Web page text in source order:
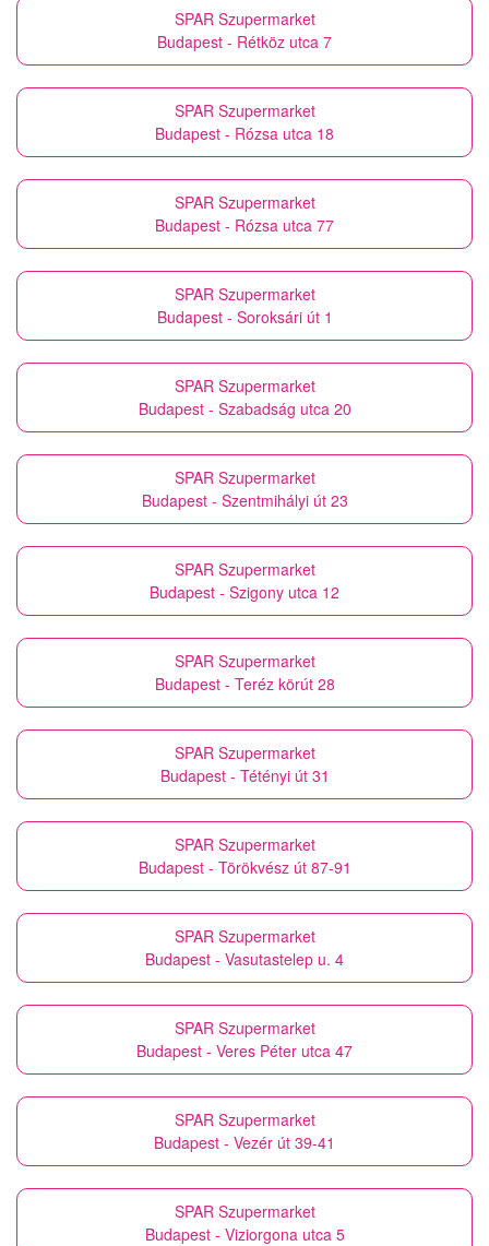
SPAR Szupermarket
Budapest - Rétköz utca 7
SPAR Szupermarket
Budapest - Rózsa utca 18
SPAR Szupermarket
Budapest - Rózsa utca 77
SPAR Szupermarket
Budapest - Soroksári út 1
SPAR Szupermarket
Budapest - Szabadság utca 20
SPAR Szupermarket
Budapest - Szentmihályi út 23
SPAR Szupermarket
Budapest - Szigony utca 12
SPAR Szupermarket
Budapest - Teréz körút 28
SPAR Szupermarket
Budapest - Tétényi út 31
SPAR Szupermarket
Budapest - Törökvész út 87-91
SPAR Szupermarket
Budapest - Vasutastelep u. 4
SPAR Szupermarket
Budapest - Veres Péter utca 47
SPAR Szupermarket
Budapest - Vezér út 39-41
SPAR Szupermarket
Budapest - Viziorgona utca 5